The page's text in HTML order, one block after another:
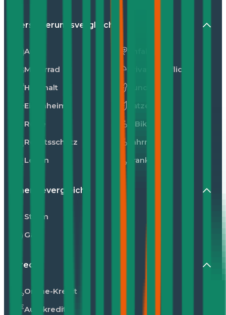
Versicherungsvergleiche
Auto
Motorrad
Haushalt
Eigenheim
Reise
Rechtsschutz
Leben
Privathaftpflicht
Katzen
E-Bike
Fahrrad
Kranken
Energievergleiche
Strom
Gas
Kredit
Online-Kredit
Autokredit